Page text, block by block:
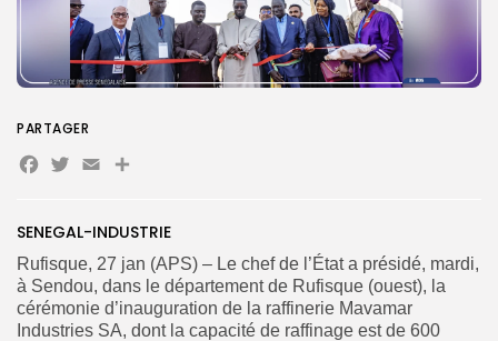
Search
for:
Search
Button
FR
SENEGAL-INDUSTRIE
Rufisque, 27 jan (APS) – Le chef de l’État a présidé, mardi,
à Sendou, dans le département de Rufisque (ouest), la
cérémonie d’inauguration de la raffinerie Mavamar
Industries SA, dont la capacité de raffinage est de 600
PARTAGER
Facebook
Twitter
EmailPartager